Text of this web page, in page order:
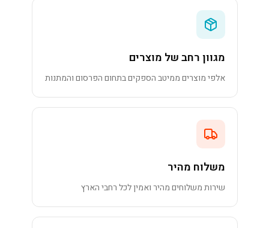
מגוון רחב של מוצרים
אלפי מוצרים ממיטב הספקים בתחום הפרסום והמתנות
משלוח מהיר
שירות משלוחים מהיר ואמין לכל רחבי הארץ